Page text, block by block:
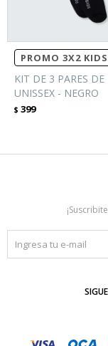
PROMO 3X2 KIDS
KIT DE 3 PARES
UNISSEX - NEGRO
$ 399